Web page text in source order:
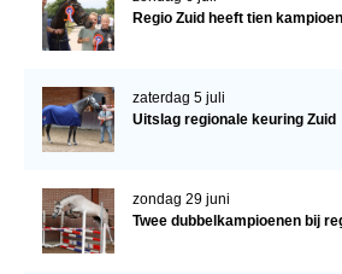
Regio Zuid heeft tien
zaterdag 5 juli
Uitslag regionale keuring Zuid
zondag 29 juni
Twee dubbelkampioenen bij